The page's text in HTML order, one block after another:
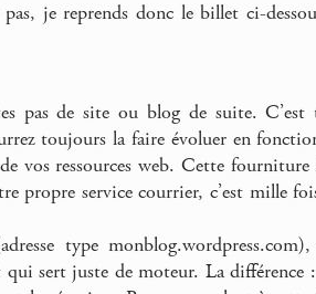
je reprends donc le billet ci-
pas de site ou blog de suite. C’est
toujours la faire évoluer en
vos ressources web. Cette
propre service courrier, c’est mille
type
sert juste de moteur. La différence